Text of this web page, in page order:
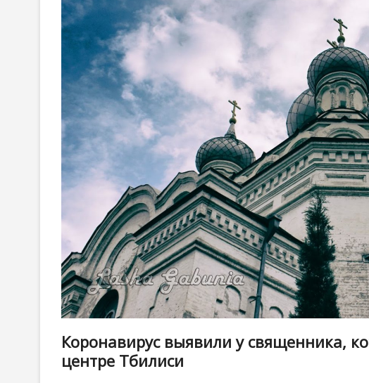
Коронавирус выявили у священника,
центре Тбилиси